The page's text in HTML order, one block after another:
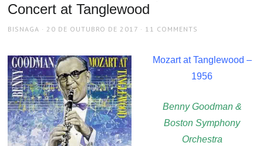
Concert at Tanglewood
AUTHOR
BISNAGA
POSTED
20 DE OUTUBRO DE 2017 11 COMMENTS
Mozart at Tanglewood –
1956
Benny Goodman &
Boston Symphony
Orchestra